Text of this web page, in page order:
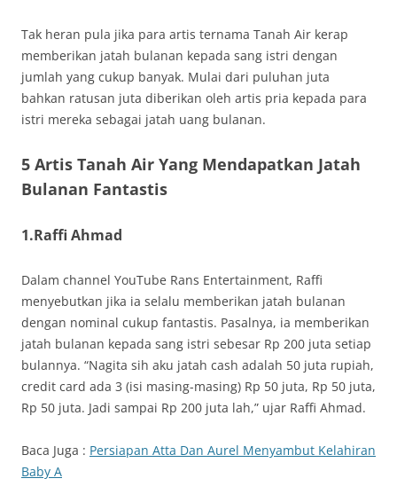
Tak heran pula jika para artis ternama Tanah Air kerap
memberikan jatah bulanan kepada sang istri dengan
jumlah yang cukup banyak. Mulai dari puluhan juta
bahkan ratusan juta diberikan oleh artis pria kepada para
istri mereka sebagai jatah uang bulanan.
5 Artis Tanah Air Yang Mendapatkan Jatah
Bulanan Fantastis
1.Raffi Ahmad
Dalam channel YouTube Rans Entertainment, Raffi
menyebutkan jika ia selalu memberikan jatah bulanan
dengan nominal cukup fantastis. Pasalnya, ia memberikan
jatah bulanan kepada sang istri sebesar Rp 200 juta setiap
bulannya. “Nagita sih aku jatah cash adalah 50 juta rupiah,
credit card ada 3 (isi masing-masing) Rp 50 juta, Rp 50 juta,
Rp 50 juta. Jadi sampai Rp 200 juta lah,” ujar Raffi Ahmad.
Baca Juga : Persiapan Atta Dan Aurel Menyambut Kelahiran
Baby A